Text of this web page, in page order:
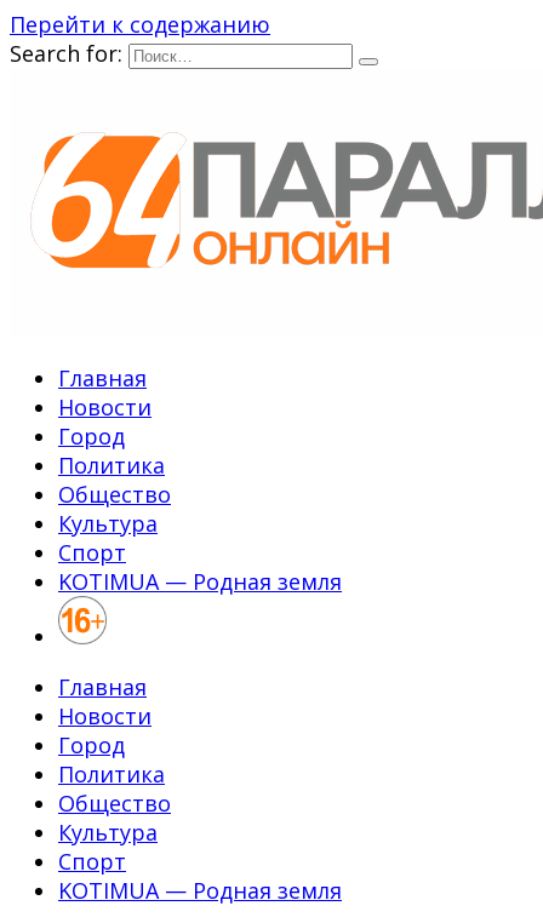
Перейти к содержанию
Search for:
Главная
Новости
Город
Политика
Общество
Культура
Спорт
KOTIMUA — Родная земля
Главная
Новости
Город
Политика
Общество
Культура
Спорт
KOTIMUA — Родная земля